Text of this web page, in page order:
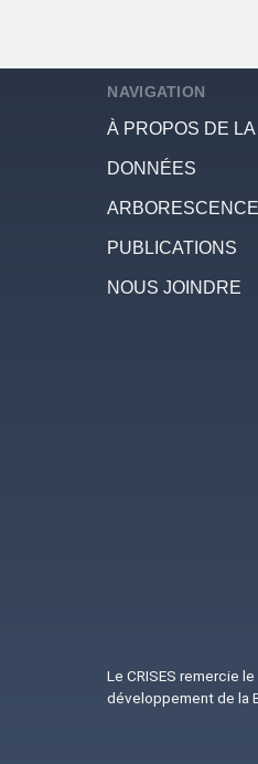
NAVIGATION
À PROPOS DE LA
DONNÉES
ARBORESCENCE
PUBLICATIONS
NOUS JOINDRE
Le CRISES remercie
développement de la